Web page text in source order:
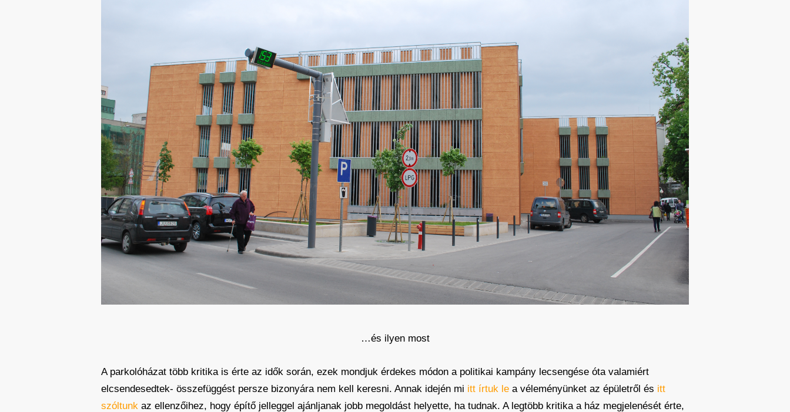
…és ilyen most
A parkolóházat több kritika is érte az idők során, ezek mondjuk érdekes módon a politikai kampány lecsengése óta valamiért
elcsendesedtek- összefüggést persze bizonyára nem kell keresni. Annak idején mi itt írtuk le a véleményünket az épületről és itt
szóltunk az ellenzőihez, hogy építő jelleggel ajánljanak jobb megoldást helyette, ha tudnak. A legtöbb kritika a ház megjelenését érte,